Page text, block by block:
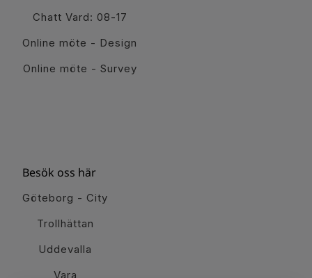
Chatt Vard: 08-17
Online möte - Design
Online möte - Survey
Besök oss här
Göteborg - City
Trollhättan
Uddevalla
Vara